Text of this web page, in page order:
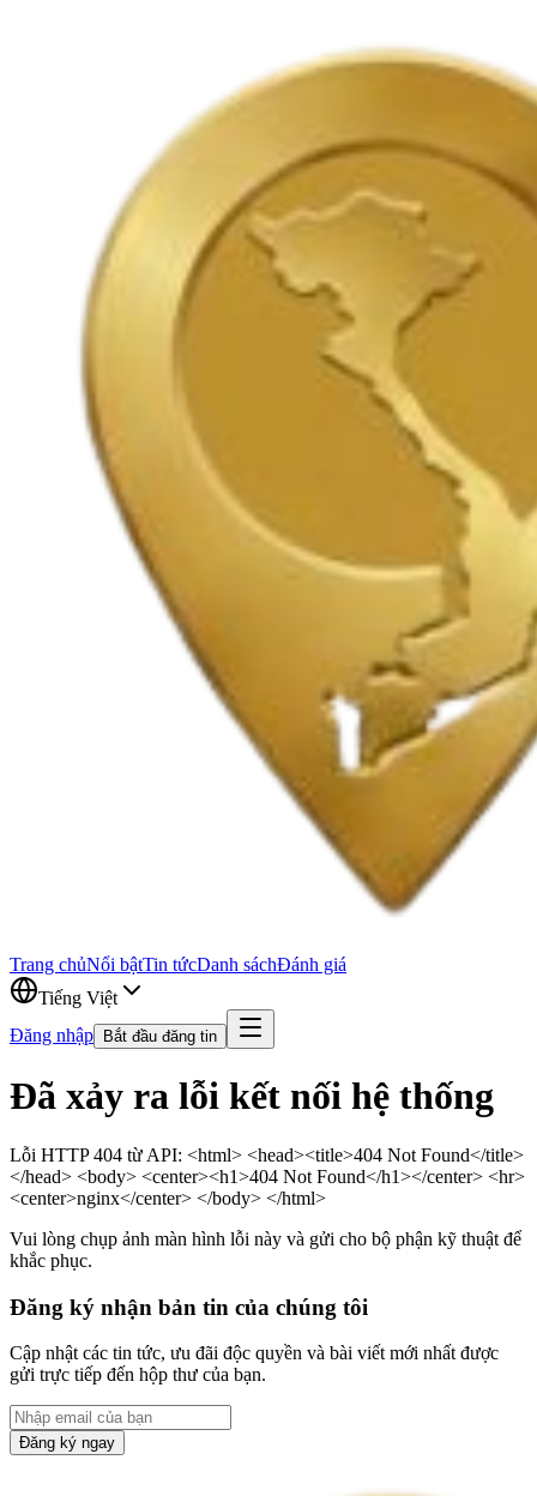
Trang chủNổi bậtTin tứcDanh sáchĐánh giá
Tiếng Việt
Đăng nhập
Bắt đầu đăng tin
Đã xảy ra lỗi kết nối hệ thống
Lỗi HTTP 404 từ API: <html> <head><title>404 Not Found</title>
</head> <body> <center><h1>404 Not Found</h1></center> <hr>
<center>nginx</center> </body> </html>
Vui lòng chụp ảnh màn hình lỗi này và gửi cho bộ phận kỹ thuật để
khắc phục.
Đăng ký nhận bản tin của chúng tôi
Cập nhật các tin tức, ưu đãi độc quyền và bài viết mới nhất được
gửi trực tiếp đến hộp thư của bạn.
Đăng ký ngay